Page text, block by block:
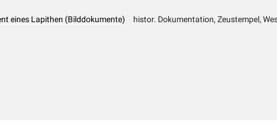
eines Lapithen (Bilddokumente) histor. Dokumentation, Zeustempel,